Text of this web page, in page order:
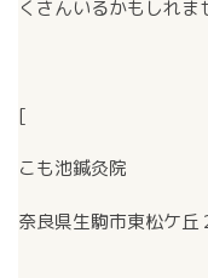
くさんいるかもしれま
[
こも池鍼灸院
奈良県生駒市東松ケ